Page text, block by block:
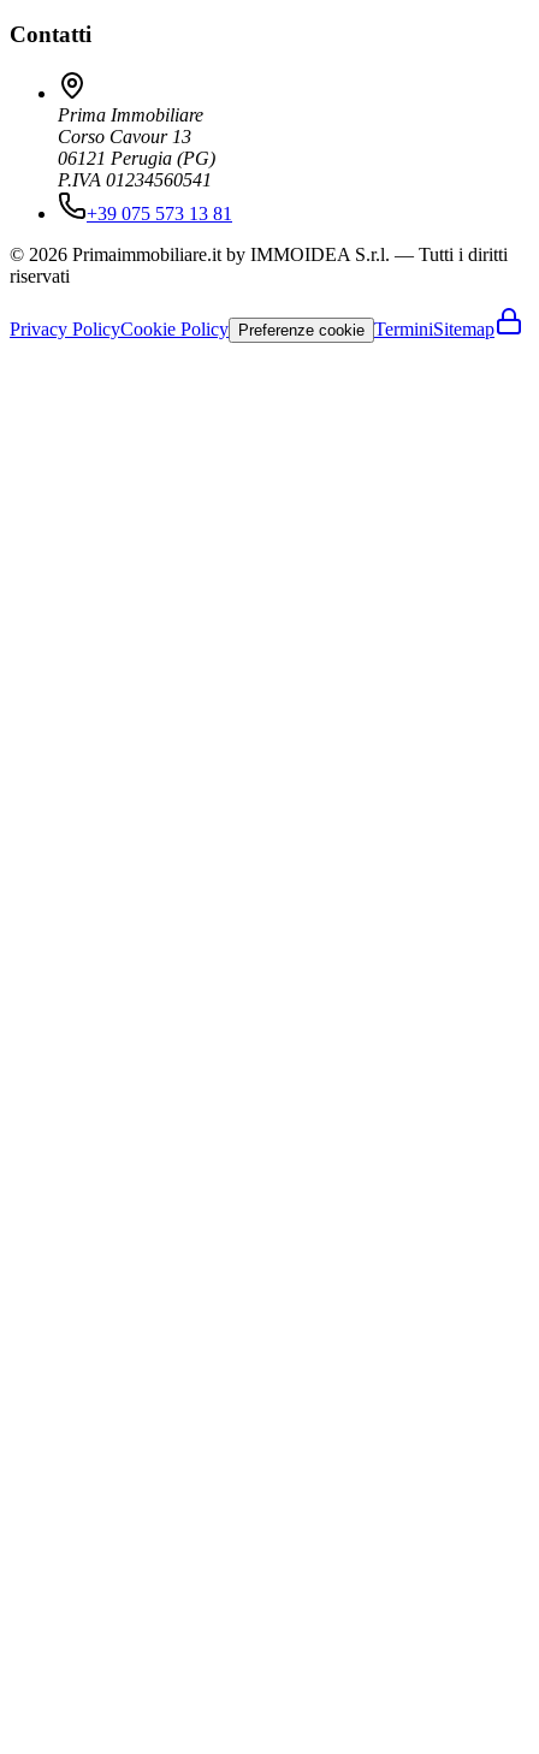
Contatti
Prima Immobiliare
Corso Cavour 13
06121 Perugia (PG)
P.IVA 01234560541
+39 075 573 13 81
© 2026 Primaimmobiliare.it by IMMOIDEA S.r.l. — Tutti i diritti
riservati
Privacy PolicyCookie Policy Preferenze cookie TerminiSitemap